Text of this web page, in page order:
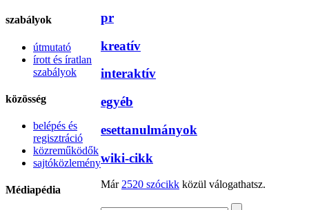
szabályok
útmutató
írott és íratlan
szabályok
közösség
belépés és
regisztráció
közreműködők
sajtóközlemény
Médiapédia
pr
kreatív
interaktív
egyéb
esettanulmányok
wiki-cikk
Már 2520 szócikk közül válogathatsz.